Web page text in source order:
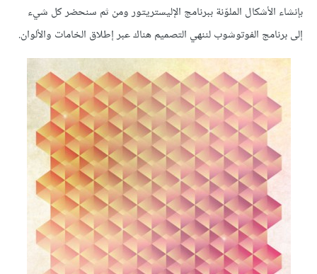
بإنشاء الأشكال الملوّنة ببرنامج الإليستريتور ومن ثم سنحضر كل شيء
إلى برنامج الفوتوشوب لننهي التصميم هناك عبر إطلاق الخامات والألوان.